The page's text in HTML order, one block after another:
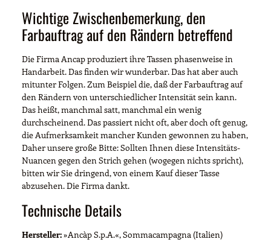
Wichtige Zwischenbemerkung, den
Farbauftrag auf den Rändern betreffend
Die Firma Ancap produziert ihre Tassen phasenweise in
Handarbeit. Das finden wir wunderbar. Das hat aber auch
mitunter Folgen. Zum Beispiel die, daß der Farbauftrag auf
den Rändern von unterschiedlicher Intensität sein kann.
Das heißt, manchmal satt, manchmal ein wenig
durchscheinend. Das passiert nicht oft, aber doch oft genug,
die Aufmerksamkeit mancher Kunden gewonnen zu haben,
Daher unsere große Bitte: Sollten Ihnen diese Intensitäts-
Nuancen gegen den Strich gehen (wogegen nichts spricht),
bitten wir Sie dringend, von einem Kauf dieser Tasse
abzusehen. Die Firma dankt.
Technische Details
Hersteller:»Ancàp S.p.A.«, Sommacampagna (Italien)